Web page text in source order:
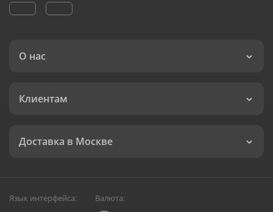
О нас
Клиентам
Доставка в Москве
Язык интерфейса: Валюта: